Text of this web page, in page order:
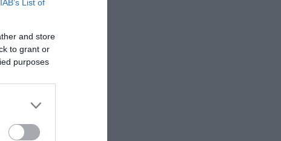
IAB’s List of
and store
to grant or
purposes